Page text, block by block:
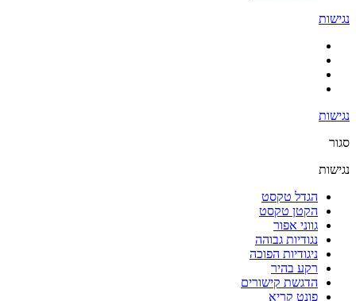
נגישות
נגישות
סגור
נגישות
הגדל טקסט
הקטן טקסט
גווני אפור
נגודיות גבוהה
ניגודיות הפוכה
רקע בהיר
הדגשת קישורים
פונט קריא